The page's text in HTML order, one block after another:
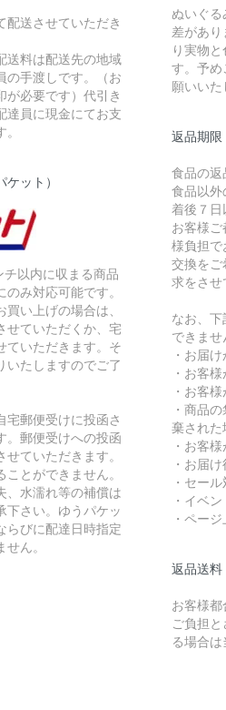
配送させていただき
送料は配送先の地域
の手渡しです。（お
が必要です）代引き
達員に現金にてお支
ット）
以内に収まる商品
み対応可能です。
い上げの場合は、
せていただくか、宅
ていただきます。そ
いたしますのでご了
宅郵便受けに投函さ
。郵便受けへの投函
ていただきます。
とができません。
、水濡れ等の補償は
下さい。ゆうパケッ
らびに配達日時指定
ん。
ぬいぐ
差があ
り実物
す。予
願いいた
返品期限
食品の返
食品以
着後７日
お客様
様負担で
交換を
求をさせ
なお、
できませ
・お届
・お客
・お客
・商品
棄され
・お客
・お届
・セー
・イベ
・ペー
返品送料
お客様
ご負担
る場合は